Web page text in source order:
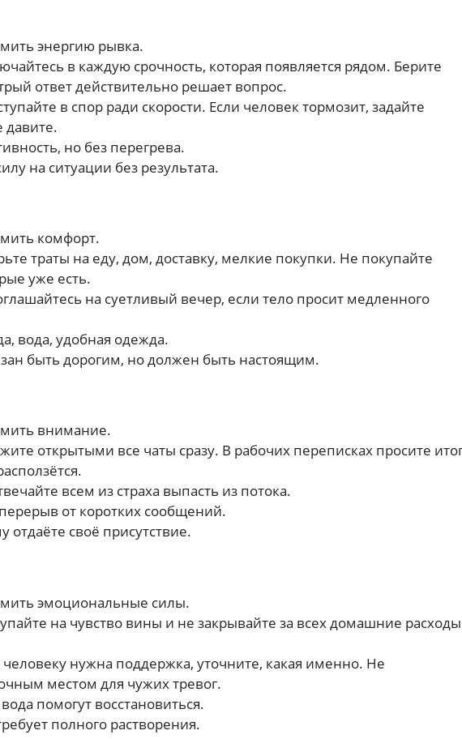
энергию рывка.
в каждую срочность, которая появляется рядом. Берите
ответ действительно решает вопрос.
в спор ради скорости. Если человек тормозит, задайте
давите.
но без перегрева.
на ситуации без результата.
комфорт.
траты на еду, дом, доставку, мелкие покупки. Не покупайте
уже есть.
на суетливый вечер, если тело просит медленного
вода, удобная одежда.
быть дорогим, но должен быть настоящим.
внимание.
открытыми все чаты сразу. В рабочих переписках просите
всем из страха выпасть из потока.
от коротких сообщений.
отдаёте своё присутствие.
эмоциональные силы.
на чувство вины и не закрывайте за всех домашние расходы
человеку нужна поддержка, уточните, какая именно. Не
местом для чужих тревог.
помогут восстановиться.
полного растворения.